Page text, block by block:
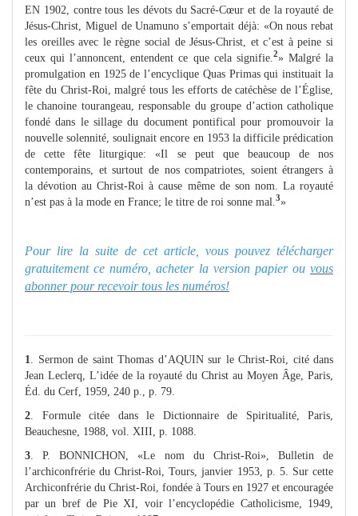
EN 1902, contre tous les dévots du Sacré-Cœur et de la royauté de
Jésus-Christ, Miguel de Unamuno s’emportait déjà: «On nous rebat
les oreilles avec le règne social de Jésus-Christ, et c’est à peine si
ceux qui l’annoncent, entendent ce que cela signifie. 2» Malgré la
promulgation en 1925 de l’encyclique Quas Primas qui instituait la
fête du Christ-Roi, malgré tous les efforts de catéchèse de l’Église,
le chanoine tourangeau, responsable du groupe d’action catholique
fondé dans le sillage du document pontifical pour promouvoir la
nouvelle solennité, soulignait encore en 1953 la difficile prédication
de cette fête liturgique: «Il se peut que beaucoup de nos
contemporains, et surtout de nos compatriotes, soient étrangers à
la dévotion au Christ-Roi à cause même de son nom. La royauté
n’est pas à la mode en France; le titre de roi sonne mal. 3»
Pour lire la suite de cet article, vous pouvez télécharger
gratuitement ce numéro, acheter la version papier ou vous
abonner pour recevoir tous les numéros!
1
. Sermon de saint Thomas d’AQUIN sur le Christ-Roi, cité dans
Jean Leclerq, L’idée de la royauté du Christ au Moyen Âge, Paris,
Éd. du Cerf, 1959, 240 p., p. 79.
2 . Formule citée dans le Dictionnaire de Spiritualité, Paris,
Beauchesne, 1988, vol. XIII, p. 1088.
3 . P. BONNICHON, «Le nom du Christ-Roi», Bulletin de
l’archiconfrérie du Christ-Roi, Tours, janvier 1953, p. 5. Sur cette
Archiconfrérie du Christ-Roi, fondée à Tours en 1927 et encouragée
par un bref de Pie XI, voir l’encyclopédie Catholicisme, 1949,